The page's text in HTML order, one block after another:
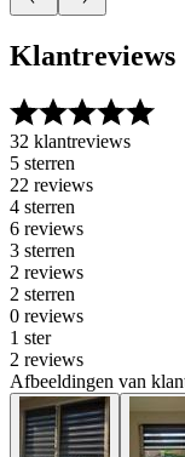
Klantreviews
32 klantreviews
5 sterren
22 reviews
4 sterren
6 reviews
3 sterren
2 reviews
2 sterren
0 reviews
1 ster
2 reviews
Afbeeldingen van